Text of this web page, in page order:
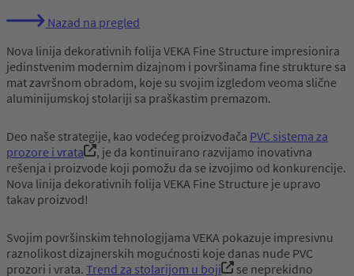
Nazad na pregled
Nova linija dekorativnih folija VEKA Fine Structure impresionira
jedinstvenim modernim dizajnom i površinama fine strukture sa
mat završnom obradom, koje su svojim izgledom veoma slične
aluminijumskoj stolariji sa praškastim premazom.
Deo naše strategije, kao vodećeg proizvođača PVC sistema za
prozore i vrata
, je da kontinuirano razvijamo inovativna
rešenja i proizvode koji pomožu da se izvojimo od konkurencije.
Nova linija dekorativnih folija VEKA Fine Structure je upravo
takav proizvod!
Svojim površinskim tehnologijama VEKA pokazuje impresivnu
raznolikost dizajnerskih mogućnosti koje danas nude PVC
prozori i vrata. Trend za stolarijom u boji
se neprekidno